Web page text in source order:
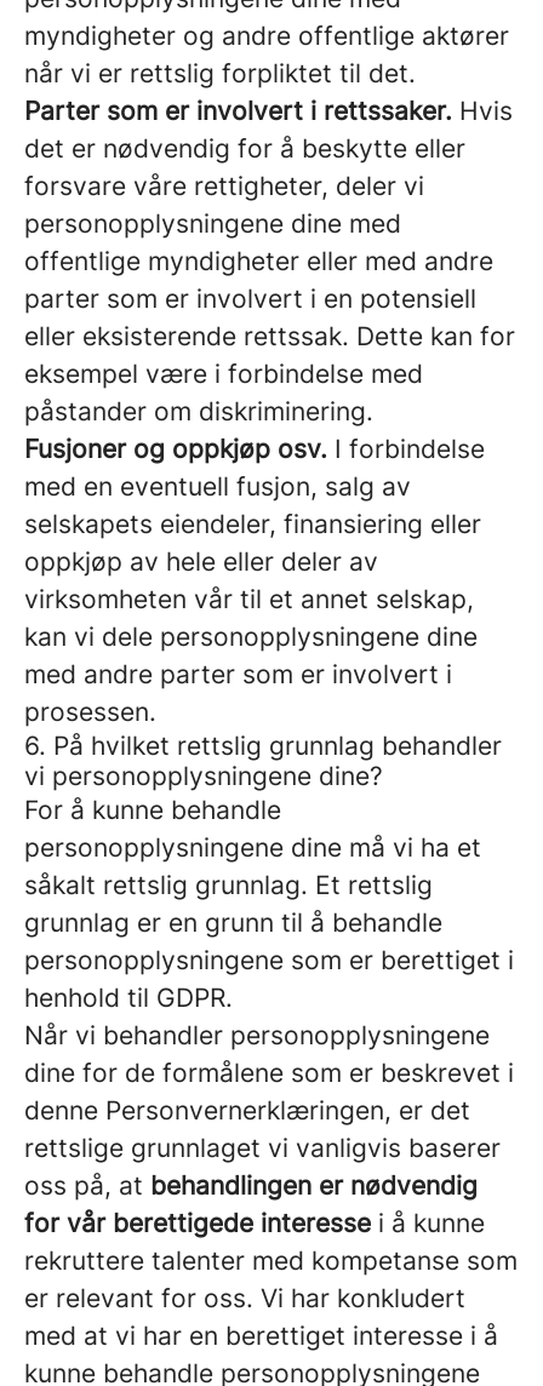
myndigheter og andre offentlige aktører
når vi er rettslig forpliktet til det.
Parter som er involvert i rettssaker. Hvis
det er nødvendig for å beskytte eller
forsvare våre rettigheter, deler vi
personopplysningene dine med
offentlige myndigheter eller med andre
parter som er involvert i en potensiell
eller eksisterende rettssak. Dette kan for
eksempel være i forbindelse med
påstander om diskriminering.
Fusjoner og oppkjøp osv. I forbindelse
med en eventuell fusjon, salg av
selskapets eiendeler, finansiering eller
oppkjøp av hele eller deler av
virksomheten vår til et annet selskap,
kan vi dele personopplysningene dine
med andre parter som er involvert i
prosessen.
6. På hvilket rettslig grunnlag behandler
vi personopplysningene dine?
For å kunne behandle
personopplysningene dine må vi ha et
såkalt rettslig grunnlag. Et rettslig
grunnlag er en grunn til å behandle
personopplysningene som er berettiget i
henhold til GDPR.
Når vi behandler personopplysningene
dine for de formålene som er beskrevet i
denne Personvernerklæringen, er det
rettslige grunnlaget vi vanligvis baserer
oss på, at behandlingen er nødvendig
for vår berettigede interesse i å kunne
rekruttere talenter med kompetanse som
er relevant for oss. Vi har konkludert
med at vi har en berettiget interesse i å
kunne behandle personopplysningene